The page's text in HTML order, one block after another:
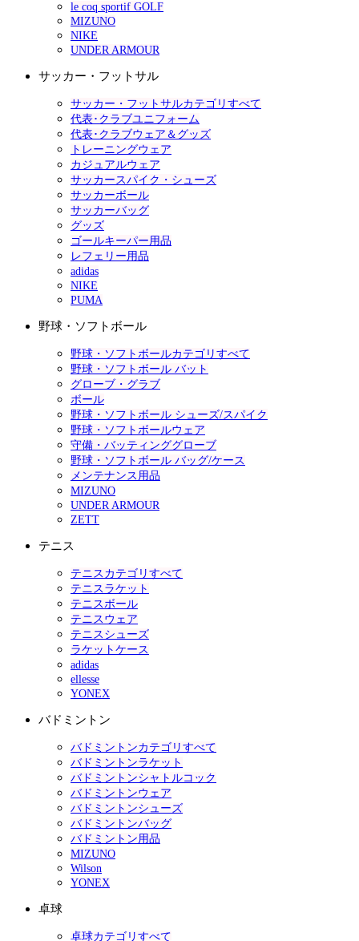
le coq sportif GOLF
MIZUNO
NIKE
UNDER ARMOUR
サッカー・フットサル
サッカー・フットサルカテゴリすべて
代表･クラブユニフォーム
代表･クラブウェア＆グッズ
トレーニングウェア
カジュアルウェア
サッカースパイク・シューズ
サッカーボール
サッカーバッグ
グッズ
ゴールキーパー用品
レフェリー用品
adidas
NIKE
PUMA
野球・ソフトボール
野球・ソフトボールカテゴリすべて
野球・ソフトボール バット
グローブ・グラブ
ボール
野球・ソフトボール シューズ/スパイク
野球・ソフトボールウェア
守備・バッティンググローブ
野球・ソフトボール バッグ/ケース
メンテナンス用品
MIZUNO
UNDER ARMOUR
ZETT
テニス
テニスカテゴリすべて
テニスラケット
テニスボール
テニスウェア
テニスシューズ
ラケットケース
adidas
ellesse
YONEX
バドミントン
バドミントンカテゴリすべて
バドミントンラケット
バドミントンシャトルコック
バドミントンウェア
バドミントンシューズ
バドミントンバッグ
バドミントン用品
MIZUNO
Wilson
YONEX
卓球
卓球カテゴリすべて